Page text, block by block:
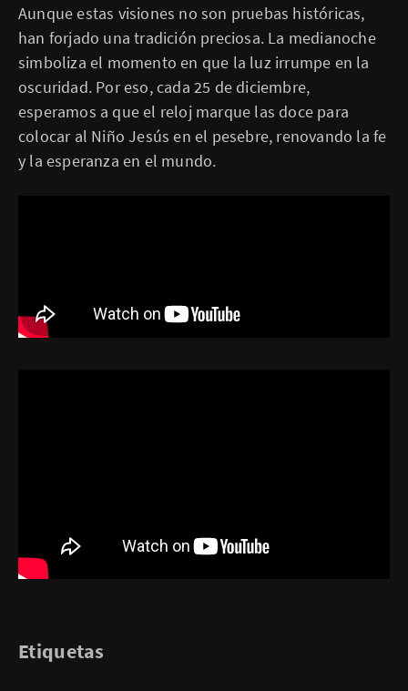
Aunque estas visiones no son pruebas históricas,
han forjado una tradición preciosa. La medianoche
simboliza el momento en que la luz irrumpe en la
oscuridad. Por eso, cada 25 de diciembre,
esperamos a que el reloj marque las doce para
colocar al Niño Jesús en el pesebre, renovando la fe
y la esperanza en el mundo.
Etiquetas